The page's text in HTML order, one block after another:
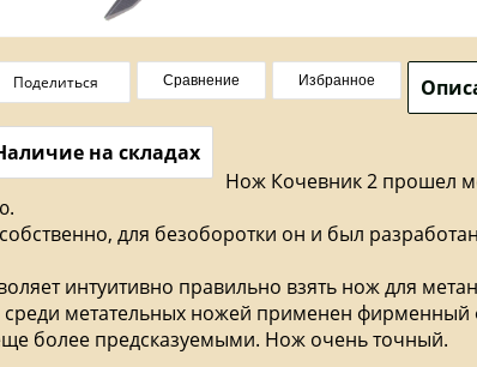
Поделиться Сравнение Избранное
на складах
Нож Кочевник 2 прошел
для безоборотки он и был
интуитивно правильно взять нож для
метательных ножей применен фирменный
более предсказуемыми. Нож очень точный.